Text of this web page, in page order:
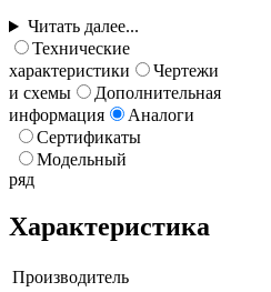
Читать далее...
Технические
характеристики
Чертежи
и схемы
Дополнительная
информация
Аналоги
Сертификаты
Модельный
ряд
Характеристика
Производитель